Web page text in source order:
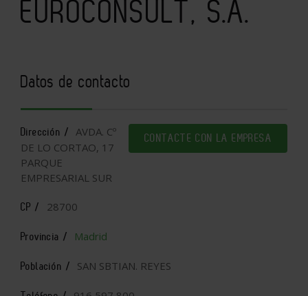
EUROCONSULT, S.A.
Datos de contacto
CONTACTE CON LA EMPRESA
Dirección / AVDA. Cº
DE LO CORTAO, 17
PARQUE
EMPRESARIAL SUR
CP / 28700
Provincia / Madrid
Población / SAN SBTIAN. REYES